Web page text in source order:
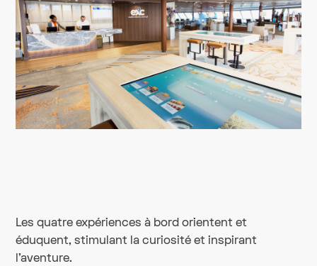
Les quatre expériences à bord orientent et
éduquent, stimulant la curiosité et inspirant
l'aventure.